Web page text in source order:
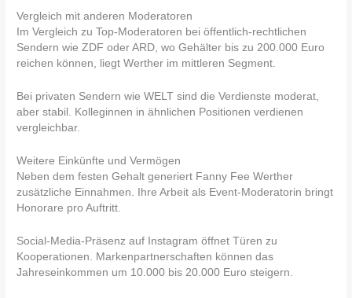
Vergleich mit anderen Moderatoren
Im Vergleich zu Top-Moderatoren bei öffentlich-rechtlichen
Sendern wie ZDF oder ARD, wo Gehälter bis zu 200.000 Euro
reichen können, liegt Werther im mittleren Segment.
Bei privaten Sendern wie WELT sind die Verdienste moderat,
aber stabil. Kolleginnen in ähnlichen Positionen verdienen
vergleichbar.
Weitere Einkünfte und Vermögen
Neben dem festen Gehalt generiert Fanny Fee Werther
zusätzliche Einnahmen. Ihre Arbeit als Event-Moderatorin bringt
Honorare pro Auftritt.
Social-Media-Präsenz auf Instagram öffnet Türen zu
Kooperationen. Markenpartnerschaften können das
Jahreseinkommen um 10.000 bis 20.000 Euro steigern.